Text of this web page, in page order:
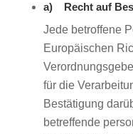
a) Recht auf
Jede betroffene
Europäischen
für die
Bestätigung
betreffende